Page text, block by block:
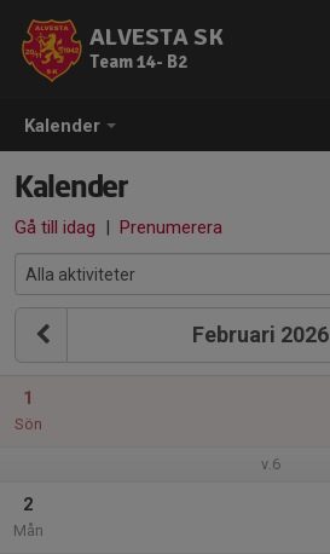
Kalender
ALVESTA SK
Team 14- B2
Kalender
Gå till idag | Prenumerera
Februari 2026
1
Sön
v.6
2
Mån